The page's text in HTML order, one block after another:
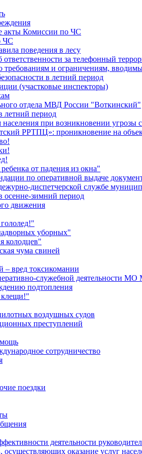
акты Комиссии по ЧС
ЧС
поведения в лесу
за телефонный
требованиям и ограничениям,
в летний период
(участковые инспекторы)
отдела МВД России "Воткинский"
летний период
при возникновении угрозы
РРТПЦ»: проникновение на
от падения из окна"
по оперативной выдаче
диспетчерской службе
осенне-зимний период
движения
уборных"
колодцев"
чума свиней
– вред токсикомании
служебной деятельности
подтопления
клещи!"
воздушных судов
преступлений
сотрудничество
поездки
деятельности
осуществляющих оказание услуг